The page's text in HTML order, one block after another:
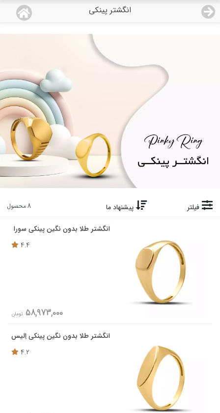
انگشتر پینکی
منو
دسته بندی محصولات
درباره ما
تماس با ما
فیلتر پیشنهاد ما 8 محصول
انگشتر طلا بدون نگین پینکی سورا
4.4
58,973,000 تومان
انگشتر طلا بدون نگین پینکی اِلیس
4.2